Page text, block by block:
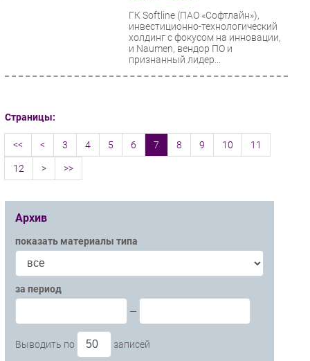
ГК Softline (ПАО «Софтлайн»),
инвестиционно-технологический
холдинг с фокусом на инновации,
и Naumen, вендор ПО и
признанный лидер...
Страницы:
<< < 3 4 5 6 7 8 9 10 11
12 > >>
Архив
показать материалы типа
за период
—
Выводить по записей